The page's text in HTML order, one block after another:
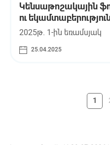
Կենսաթոշակային
ու
2025թ. 1-ին եռամսյակ
25.04.2025
1